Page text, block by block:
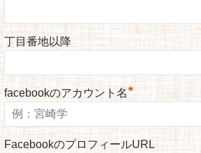
丁目番地以降
facebookのアカウント名*
FacebookのプロフィールURL